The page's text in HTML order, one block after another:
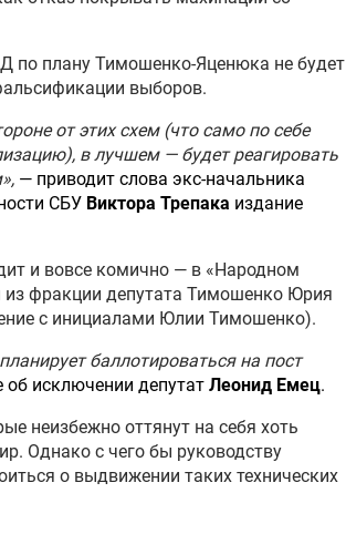
по плану Тимошенко-Яценюка не будет
выборов.
от этих схем (что само по себе
в лучшем — будет реагировать
— приводит слова экс-начальника
СБУ Виктора Трепака издание
и вовсе комично — в «Народном
из фракции депутата Тимошенко Юрия
с инициалами Юлии Тимошенко).
баллотироваться на пост
исключении депутат Леонид Емец.
неизбежно оттянут на себя хоть
Однако с чего бы руководству
о выдвижении таких технических